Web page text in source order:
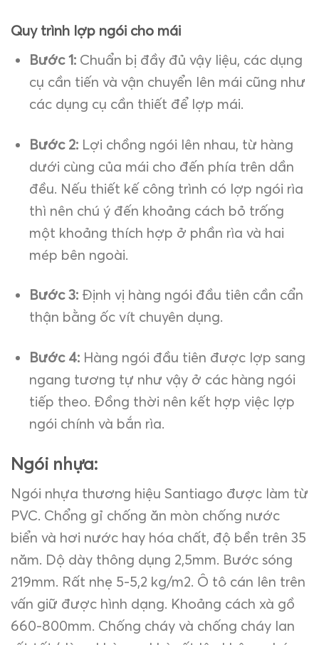
Quy trình lợp ngói cho mái
Bước 1: Chuẩn bị đầy đủ vậy liệu, các dụng
cụ cần tiến và vận chuyển lên mái cũng như
các dụng cụ cần thiết để lợp mái.
Bước 2: Lợi chồng ngói lên nhau, từ hàng
dưới cùng của mái cho đến phía trên dần
đều. Nếu thiết kế công trình có lợp ngói rìa
thì nên chú ý đến khoảng cách bỏ trống
một khoảng thích hợp ở phần rìa và hai
mép bên ngoài.
Bước 3: Định vị hàng ngói đầu tiên cần cẩn
thận bằng ốc vít chuyên dụng.
Bước 4:Hàng ngói đầu tiên được lợp sang
ngang tương tự như vậy ở các hàng ngói
tiếp theo. Đồng thời nên kết hợp việc lợp
ngói chính và bắn rìa.
Ngói nhựa:
Ngói nhựa thương hiệu Santiago được làm từ
PVC. Chổng gỉ chống ăn mòn chống nước
biển và hơi nước hay hóa chất, độ bền trên 35
năm. Dộ dày thông dụng 2,5mm. Bước sóng
219mm. Rất nhẹ 5-5,2 kg/m2. Ô tô cán lên trên
vấn giữ được hình dạng. Khoảng cách xà gồ
660-800mm. Chống cháy và chống cháy lan